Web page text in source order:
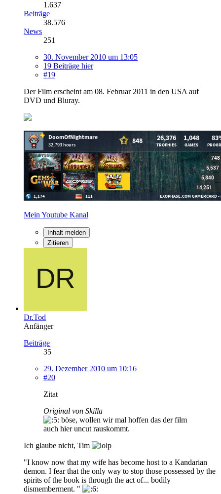
1.637
Beiträge
38.576
News
251
30. November 2010 um 13:05
19 Beiträge hier
#19
Der Film erscheint am 08. Februar 2011 in den USA auf
DVD und Bluray.
Mein Youtube Kanal
Inhalt melden
Zitieren
Dr.Tod
Anfänger
Beiträge
35
29. Dezember 2010 um 10:16
#20
Zitat
Original von Skilla
böse, wollen wir mal hoffen das der film
auch hier uncut rauskommt.
Ich glaube nicht, Tim
"I know now that my wife has become host to a Kandarian
demon. I fear that the only way to stop those possessed by the
spirits of the book is through the act of... bodily
dismemberment. "